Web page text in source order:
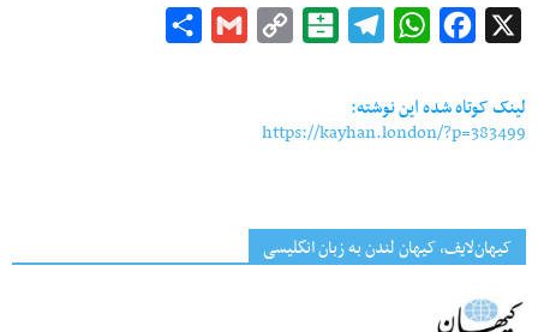
Facebook
WhatsApp
Telegram
Balatarin
Copy
Gmail
لینک کوتاه شده این نوشته:
https://kayhan.london/?p=383499
کیهان‌لایف، کیهان لندن به زبان انگلیسی